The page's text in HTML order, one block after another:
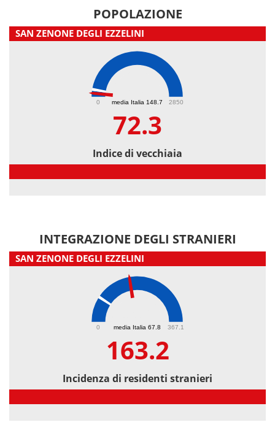
POPOLAZIONE
SAN ZENONE DEGLI EZZELINI
media Italia 148.7
0 2850
72.3
Indice di vecchiaia
INTEGRAZIONE DEGLI STRANIERI
SAN ZENONE DEGLI EZZELINI
media Italia 67.8
0 367.1
163.2
Incidenza di residenti stranieri